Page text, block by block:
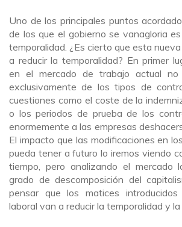
Uno de los principales puntos
de los que el gobierno se vanagloria
temporalidad. ¿Es cierto que esta
a reducir la temporalidad? En primer
en el mercado de trabajo actual
exclusivamente de los tipos de
cuestiones como el coste de la
o los periodos de prueba de los
enormemente a las empresas
El impacto que las modificaciones en
pueda tener a futuro lo iremos viendo
tiempo, pero analizando el mercado
grado de descomposición del
pensar que los matices
laboral van a reducir la temporalidad y